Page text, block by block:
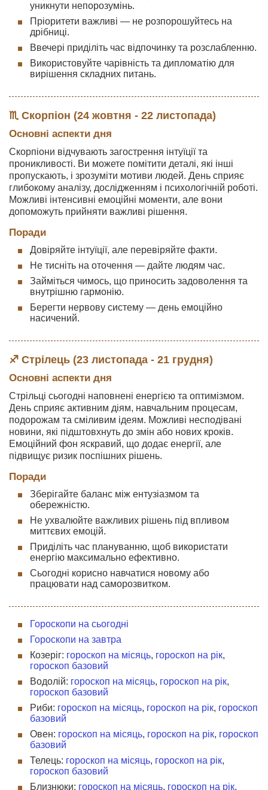
уникнути непорозумінь.
Пріоритети важливі — не розпорошуйтесь на
дрібниці.
Ввечері приділіть час відпочинку та розслабленню.
Використовуйте чарівність та дипломатію для
вирішення складних питань.
♏ Скорпіон (24 жовтня - 22 листопада)
Основні аспекти дня
Скорпіони відчувають загострення інтуїції та
проникливості. Ви можете помітити деталі, які інші
пропускають, і зрозуміти мотиви людей. День сприяє
глибокому аналізу, дослідженням і психологічній роботі.
Можливі інтенсивні емоційні моменти, але вони
допоможуть прийняти важливі рішення.
Поради
Довіряйте інтуїції, але перевіряйте факти.
Не тисніть на оточення — дайте людям час.
Займіться чимось, що приносить задоволення та
внутрішню гармонію.
Берегти нервову систему — день емоційно
насичений.
♐ Стрілець (23 листопада - 21 грудня)
Основні аспекти дня
Стрільці сьогодні наповнені енергією та оптимізмом.
День сприяє активним діям, навчальним процесам,
подорожам та сміливим ідеям. Можливі несподівані
новини, які підштовхнуть до змін або нових кроків.
Емоційний фон яскравий, що додає енергії, але
підвищує ризик поспішних рішень.
Поради
Зберігайте баланс між ентузіазмом та
обережністю.
Не ухвалюйте важливих рішень під впливом
миттєвих емоцій.
Приділіть час плануванню, щоб використати
енергію максимально ефективно.
Сьогодні корисно навчатися новому або
працювати над саморозвитком.
Гороскопи на сьогодні
Гороскопи на завтра
Козеріг: гороскоп на місяць, гороскоп на рік,
гороскоп базовий
Водолій: гороскоп на місяць, гороскоп на рік,
гороскоп базовий
Риби: гороскоп на місяць, гороскоп на рік, гороскоп
базовий
Овен: гороскоп на місяць, гороскоп на рік, гороскоп
базовий
Телець: гороскоп на місяць, гороскоп на рік,
гороскоп базовий
Близнюки: гороскоп на місяць, гороскоп на рік,